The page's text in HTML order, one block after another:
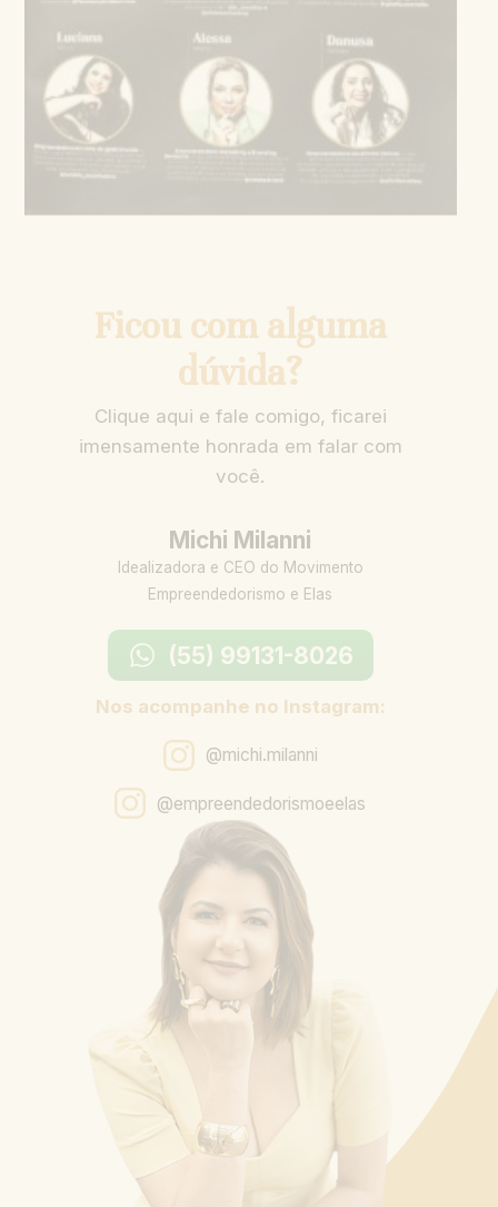
Ficou com alguma
dúvida?
Clique aqui e fale comigo, ficarei
imensamente honrada em falar com
você.
Michi Milanni
Idealizadora e CEO do Movimento
Empreendedorismo e Elas
(55) 99131-8026
Nos acompanhe no Instagram:
@michi.milanni
@empreendedorismoeelas